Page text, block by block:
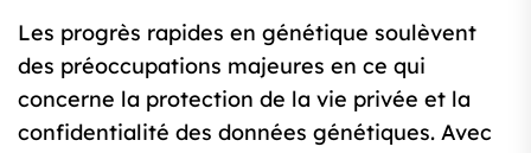
Les progrès rapides en génétique soulèvent
des préoccupations majeures en ce qui
concerne la protection de la vie privée et la
confidentialité des données génétiques. Avec